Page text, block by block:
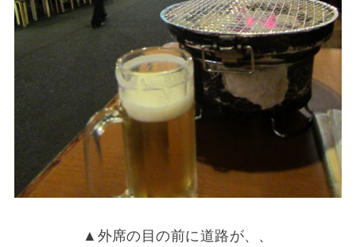
▲外席の目の前に道路が、、